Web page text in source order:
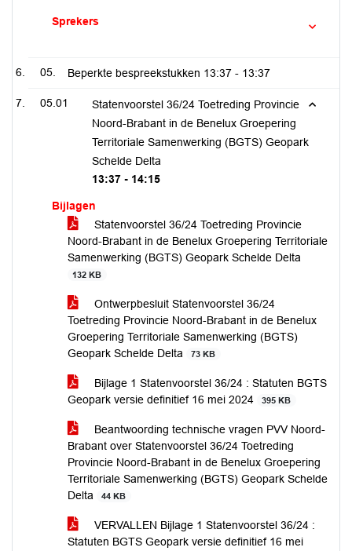
Sprekers
05. Beperkte bespreekstukken 13:37 - 13:37
05.01
Statenvoorstel 36/24 Toetreding Provincie
Noord-Brabant in de Benelux Groepering
Territoriale Samenwerking (BGTS) Geopark
Schelde Delta
13:37 - 14:15
Bijlagen
Statenvoorstel 36/24 Toetreding Provincie
Noord-Brabant in de Benelux Groepering Territoriale
Samenwerking (BGTS) Geopark Schelde Delta
132 KB
Ontwerpbesluit Statenvoorstel 36/24
Toetreding Provincie Noord-Brabant in de Benelux
Groepering Territoriale Samenwerking (BGTS)
Geopark Schelde Delta
73 KB
Bijlage 1 Statenvoorstel 36/24 : Statuten BGTS
Geopark versie definitief 16 mei 2024
395 KB
Beantwoording technische vragen PVV Noord-
Brabant over Statenvoorstel 36/24 Toetreding
Provincie Noord-Brabant in de Benelux Groepering
Territoriale Samenwerking (BGTS) Geopark Schelde
Delta
44 KB
VERVALLEN Bijlage 1 Statenvoorstel 36/24 :
Statuten BGTS Geopark versie definitief 16 mei